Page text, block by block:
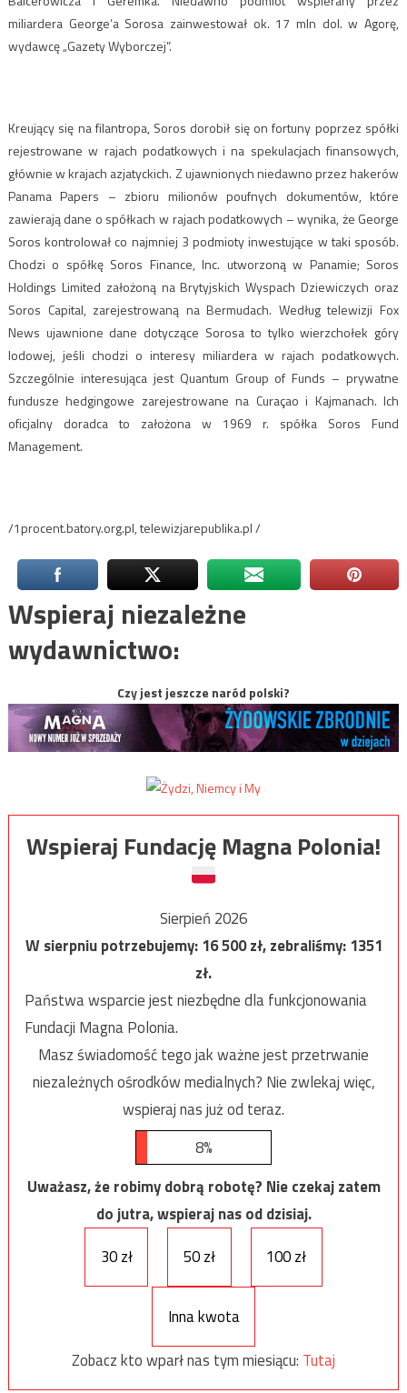
miliardera George’a Sorosa zainwestował ok. 17 mln dol. w Agorę,
wydawcę „Gazety Wyborczej”.
Kreujący się na filantropa, Soros dorobił się on fortuny poprzez spółki
rejestrowane w rajach podatkowych i na spekulacjach finansowych,
głównie w krajach azjatyckich. Z ujawnionych niedawno przez hakerów
Panama Papers – zbioru milionów poufnych dokumentów, które
zawierają dane o spółkach w rajach podatkowych – wynika, że George
Soros kontrolował co najmniej 3 podmioty inwestujące w taki sposób.
Chodzi o spółkę Soros Finance, Inc. utworzoną w Panamie; Soros
Holdings Limited założoną na Brytyjskich Wyspach Dziewiczych oraz
Soros Capital, zarejestrowaną na Bermudach. Według telewizji Fox
News ujawnione dane dotyczące Sorosa to tylko wierzchołek góry
lodowej, jeśli chodzi o interesy miliardera w rajach podatkowych.
Szczególnie interesująca jest Quantum Group of Funds – prywatne
fundusze hedgingowe zarejestrowane na Curaçao i Kajmanach. Ich
oficjalny doradca to założona w 1969 r. spółka Soros Fund
Management.
/1procent.batory.org.pl, telewizjarepublika.pl /
Wspieraj niezależne
wydawnictwo:
Czy jest jeszcze naród polski?
Wspieraj Fundację Magna Polonia!
Sierpień 2026
W sierpniu potrzebujemy:16 500zł, zebraliśmy:1351
zł.
Państwa wsparcie jest niezbędne dla funkcjonowania
Fundacji Magna Polonia.
Masz świadomość tego jak ważne jest przetrwanie
niezależnych ośrodków medialnych? Nie zwlekaj więc,
wspieraj nas już od teraz.
8%
Uważasz, że robimy dobrą robotę? Nie czekaj zatem
do jutra, wspieraj nas od dzisiaj.
30 zł
50 zł 100 zł
Inna kwota
Zobacz kto wparł nas tym miesiącu: Tutaj